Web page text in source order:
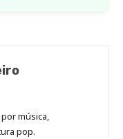
música,
pop.